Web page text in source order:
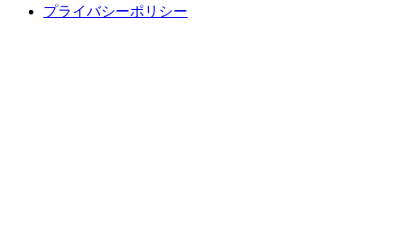
プライバシーポリシー